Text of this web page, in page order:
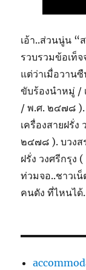
เอ้า..ส่วนนู่น “
รวบรวมข้อเท็
แต่ว่าเมื่อวาน
ขับร้องนำหมู่ /
/ พ.ศ. ๒๔๗๘
เครื่องสายฝรั่
๒๔๗๘ ). บวงส
ฝรั่ง วงศรีกรุง
ท่วมจอ..ชาวเ
คนดัง ที่ไหนไ